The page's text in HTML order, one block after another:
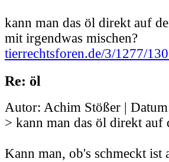
kann man das öl direkt auf
mit irgendwas mischen?
tierrechtsforen.de/3/1277/
Re: öl
Autor: Achim Stößer |
> kann man das öl direkt auf
Kann man, ob's schmeckt ist